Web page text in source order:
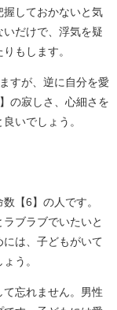
握しておかないと気
だけで、浮気を疑
もします。
すが、逆に自分を愛
の寂しさ、心細さを
いでしょう。
【6】の人です。
ラブラブでいたいと
は、子どもがいて
う。
忘れません。男性